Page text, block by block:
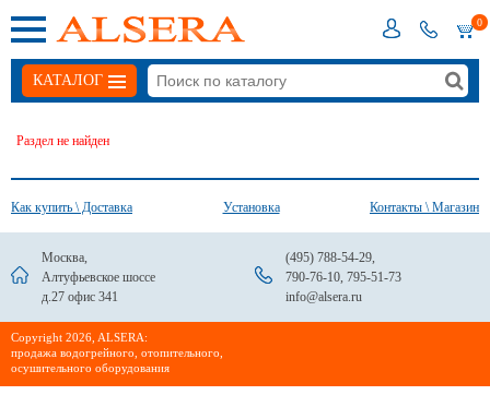
0
КАТАЛОГ
Раздел не найден
Как купить \ Доставка Установка Контакты \ Магазин
Москва,
Алтуфьевское шоссе
д.27 офис 341
(495) 788-54-29,
790-76-10, 795-51-73
info@alsera.ru
Сopyright 2026, ALSERA:
продажа водогрейного, отопительного,
осушительного оборудования